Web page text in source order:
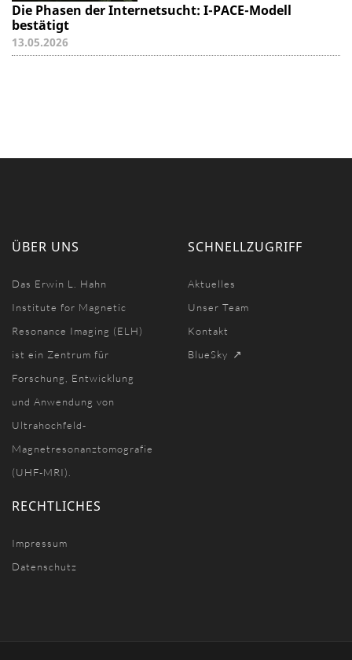
Die Phasen der Internetsucht: I-PACE-Modell
bestätigt
13.05.2026
ÜBER UNS
Das Erwin L. Hahn
Institute for Magnetic
Resonance Imaging (ELH)
ist ein Zentrum für
Forschung, Entwicklung
und Anwendung von
Ultrahochfeld-
Magnetresonanztomografie
(UHF-MRI).
SCHNELLZUGRIFF
Aktuelles
Unser Team
Kontakt
BlueSky
RECHTLICHES
Impressum
Datenschutz